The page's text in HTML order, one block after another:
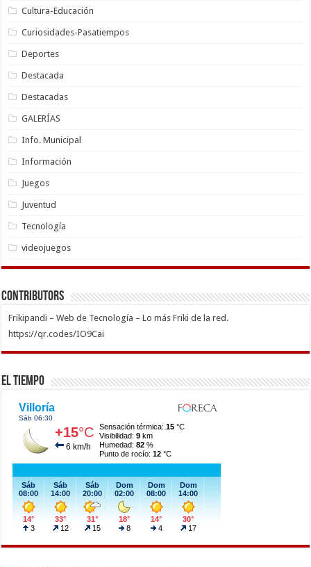
Cultura-Educación
Curiosidades-Pasatiempos
Deportes
Destacada
Destacadas
GALERÍAS
Info. Municipal
Información
Juegos
Juventud
Tecnología
videojuegos
Contributors
Frikipandi – Web de Tecnología – Lo más Friki de la red.
https://qr.codes/IO9Cai
El Tiempo